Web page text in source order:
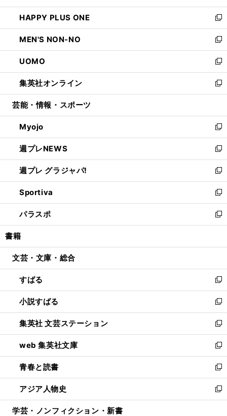
開
く
ウ
で
開
く
ン
ド
ウ
で
開
く
ウ
ィ
ン
ド
ウ
で
開
く
し
い
ウ
ィ
ン
ド
ウ
で
開
HAPPY PLUS ONE
新
し
い
ウ
ィ
ン
ド
ウ
開
く
MEN'S NON-NO
新
し
い
ウ
ィ
ン
ウ
で
開
く
UOMO
新
し
い
ウ
ン
ド
ウ
で
開
く
集英社オンライン
新
し
ウ
ィ
ン
ド
ウ
で
開
く
芸能・情報・スポーツ
Myojo
新
し
い
ウ
ィ
ン
ド
ウ
で
開
週プレNEWS
新
し
い
ウ
ィ
ン
ド
ウ
開
週プレ グラジャパ!
新
し
い
ウ
ィ
ン
ウ
開
く
Sportiva
新
し
い
ウ
ン
ウ
で
開
く
パラスポ
新
し
ウ
ン
ド
ウ
で
開
く
書籍
文芸・文庫・総合
すばる
新
し
い
ウ
ィ
ン
ド
ウ
で
開
く
小説すばる
新
し
い
ウ
ィ
ン
ド
ウ
で
開
集英社 文芸ステーション
新
し
い
ウ
ィ
ン
ド
ウ
web 集英社文庫
新
し
い
ウ
ィ
ン
青春と読書
新
し
い
ウ
アジア人物史
新
し
学芸・ノンフィクション・新書